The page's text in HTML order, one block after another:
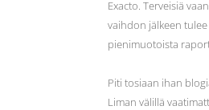
Exacto. Terveisiä
vaihdon jälkeen
pienimuotoista
Piti tosiaan ihan
Liman välillä